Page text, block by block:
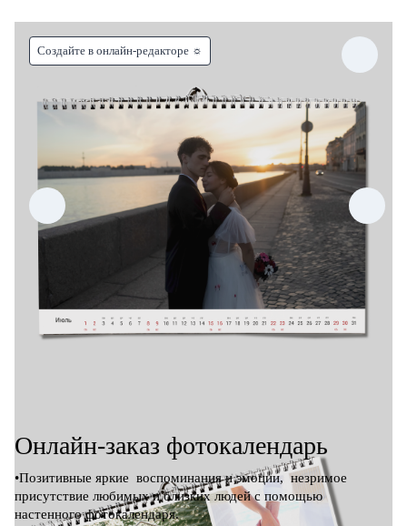
Создайте в онлайн-редакторе ☼
Онлайн-заказ фотокалендарь
•Позитивные яркие воспоминания и эмоции, незримое
присутствие любимых и близких людей с помощью
настенного фотокалендаря.